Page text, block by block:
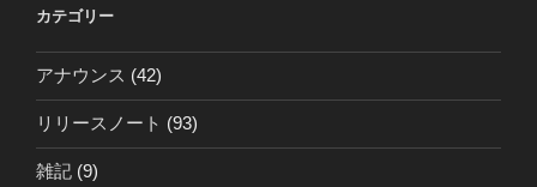
カテゴリー
アナウンス (42)
リリースノート (93)
雑記 (9)